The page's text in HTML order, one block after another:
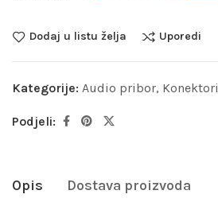
Dodaj u listu želja Uporedi
Kategorije: Audio pribor, Konektori
Podjeli:
Opis Dostava proizvoda